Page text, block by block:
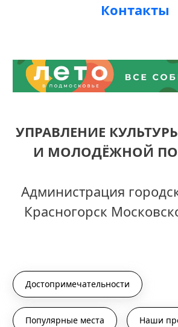
Контакты
УПРАВЛЕНИЕ
И МОЛОДЁЖНОЙ
Администрация
Красногорск
Достопримечательности
Популярные места Наши